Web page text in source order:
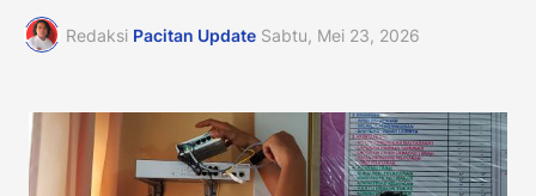
Redaksi Pacitan Update Sabtu, Mei 23, 2026